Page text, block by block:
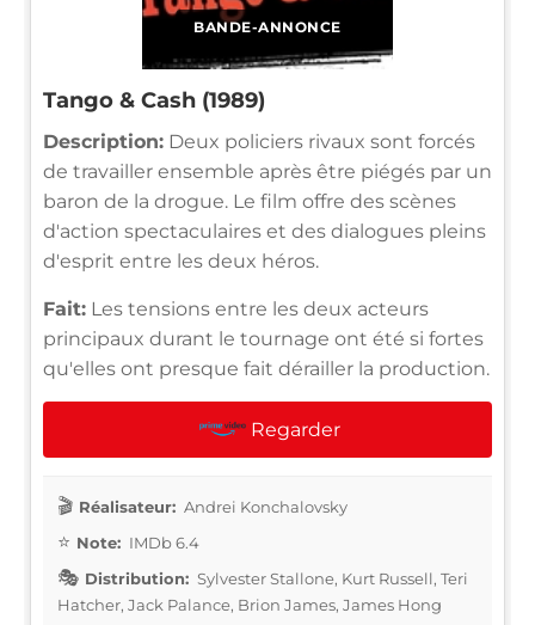
BANDE-ANNONCE
Tango & Cash (1989)
Description: Deux policiers rivaux sont forcés
de travailler ensemble après être piégés par un
baron de la drogue. Le film offre des scènes
d'action spectaculaires et des dialogues pleins
d'esprit entre les deux héros.
Fait: Les tensions entre les deux acteurs
principaux durant le tournage ont été si fortes
qu'elles ont presque fait dérailler la production.
Regarder
Réalisateur: Andrei Konchalovsky
Note: IMDb 6.4
Distribution: Sylvester Stallone, Kurt Russell, Teri
Hatcher, Jack Palance, Brion James, James Hong